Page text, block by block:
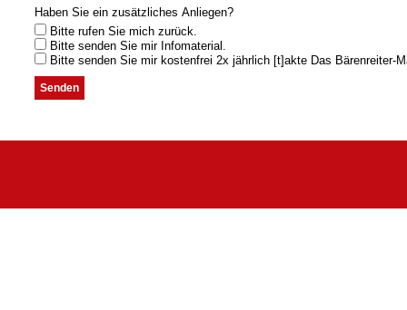
Haben Sie ein zusätzliches Anliegen?
Bitte rufen Sie mich zurück.
Bitte senden Sie mir Infomaterial.
Bitte senden Sie mir kostenfrei 2x jährlich [t]akte Das Bärenreiter-